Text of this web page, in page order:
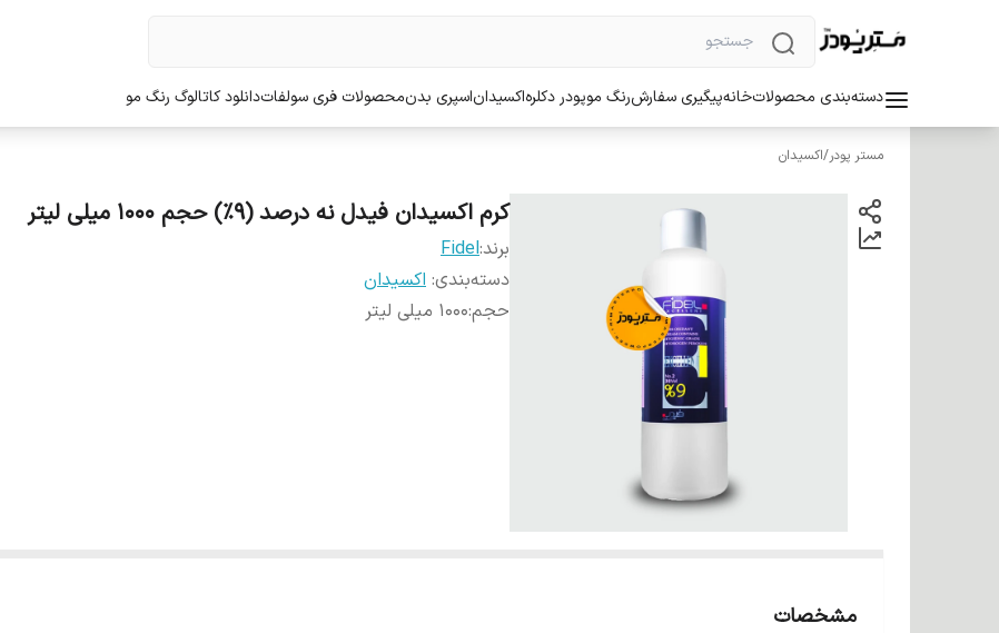
دسته‌بندی محصولاتخانهپیگیری سفارشرنگ موپودر دکلرهاکسیداناسپری بدنمحصولات فری سولفاتدانلود کاتالوگ رنگ مو
مستر پودر/اکسیدان
کرم اکسیدان فیدل نه درصد (9%) حجم 1000 میلی لیتر
برند:Fidel
دسته‌بندی: اکسیدان
حجم:1000 میلی لیتر
مشخصات